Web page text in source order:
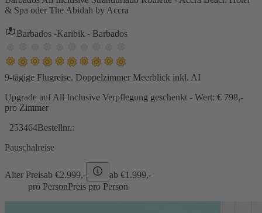
& Spa oder The Abidah by Accra
Barbados -Karibik - Barbados
9-tägige Flugreise, Doppelzimmer Meerblick inkl. AI
Upgrade auf All Inclusive Verpflegung geschenkt - Wert: € 798,-
pro Zimmer
253464Bestellnr.:
Pauschalreise
Alter Preisab €2.999,- ab €1.999,-
pro PersonPreis pro Person